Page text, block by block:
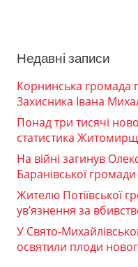
Недавні записи
Корнинська громада
Захисника Івана
Понад три тисячі
статистика
На війні загинув
Баранівської громади
Жителю Потіївської
ув’язнення за
У Свято-
освятили плоди